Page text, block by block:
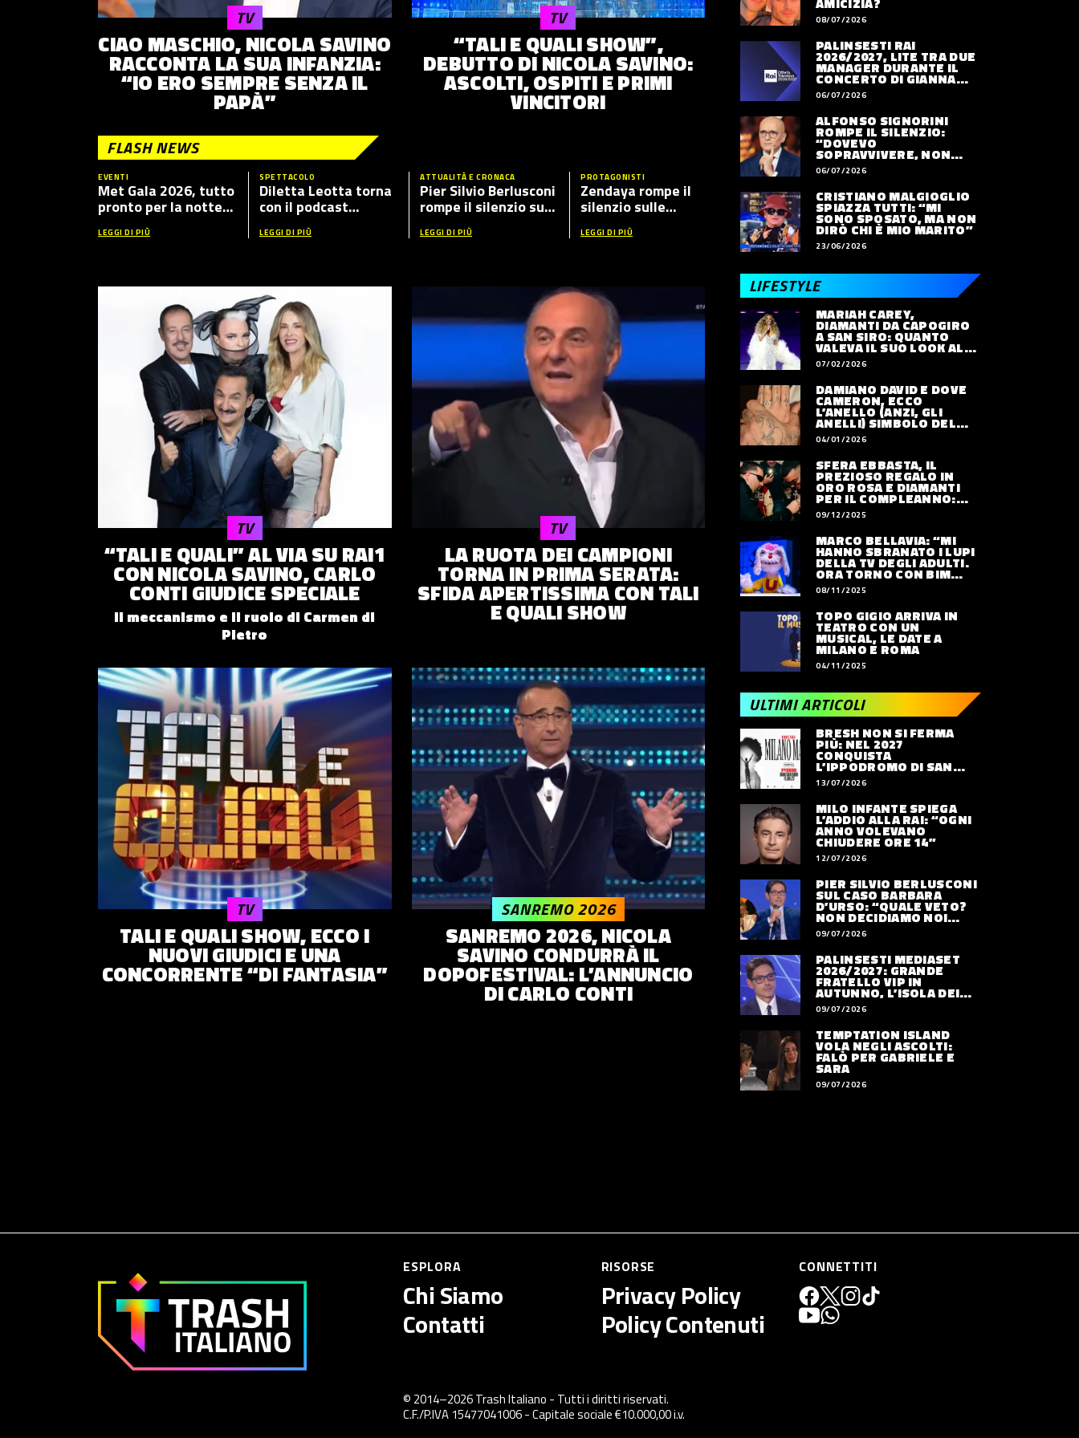
CIAO MASCHIO, NICOLA SAVINO
RACCONTA LA SUA INFANZIA:
“IO ERO SEMPRE SENZA IL
PAPÀ”
TV
“TALI E QUALI SHOW”,
DEBUTTO DI NICOLA SAVINO:
ASCOLTI, OSPITI E PRIMI
VINCITORI
TV
FLASH NEWS
EVENTI
Met Gala 2026, tutto
pronto per la notte
più fashion dell’anno:
tema, ospiti e dove
LEGGI DI PIÙ
SPETTACOLO
Diletta Leotta torna
con il podcast
“Mamma Dilettante
5”, ecco i nuovi ospiti
LEGGI DI PIÙ
ATTUALITÀ E CRONACA
Pier Silvio Berlusconi
rompe il silenzio sul
caso Fabrizio Corona
LEGGI DI PIÙ
PROTAGONISTI
Zendaya rompe il
silenzio sulle
presunte nozze con
Tom Holland: cosa ha
LEGGI DI PIÙ
PROTAGONISTI
Bocelli risponde a
Chalamet: “Opera e
balletto parlano
ancora al cuore”. E lo
invita a un suo
concerto
LEGGI DI PIÙ
‘Non lo faccio x
Moda’: Giulia Salemi
mette il mondo pop
sul banco degli
LEGGI DI PIÙ
“TALI E QUALI” AL VIA SU RAI1
CON NICOLA SAVINO, CARLO
CONTI GIUDICE SPECIALE
Il meccanismo e il ruolo di Carmen di
Pietro
TV
LA RUOTA DEI CAMPIONI
TORNA IN PRIMA SERATA:
SFIDA APERTISSIMA CON TALI
E QUALI SHOW
TV
TALI E QUALI SHOW, ECCO I
NUOVI GIUDICI E UNA
CONCORRENTE “DI FANTASIA”
TV
SANREMO 2026, NICOLA
SAVINO CONDURRÀ IL
DOPOFESTIVAL: L’ANNUNCIO
DI CARLO CONTI
SANREMO 2026
08/07/2026
PALINSESTI RAI
2026/2027, LITE TRA DUE
MANAGER DURANTE IL
CONCERTO DI GIANNA
NANNINI
06/07/2026
ALFONSO SIGNORINI
ROMPE IL SILENZIO:
“DOVEVO
SOPRAVVIVERE, NON
VIVERE”
06/07/2026
CRISTIANO MALGIOGLIO
SPIAZZA TUTTI: “MI
SONO SPOSATO, MA NON
DIRÒ CHI È MIO MARITO”
23/06/2026
LIFESTYLE
MARIAH CAREY,
DIAMANTI DA CAPOGIRO
A SAN SIRO: QUANTO
VALEVA IL SUO LOOK ALLE
OLIMPIADI
07/02/2026
DAMIANO DAVID E DOVE
CAMERON, ECCO
L’ANELLO (ANZI, GLI
ANELLI) SIMBOLO DEL
LORO AMORE
04/01/2026
SFERA EBBASTA, IL
PREZIOSO REGALO IN
ORO ROSA E DIAMANTI
PER IL COMPLEANNO:
QUANTO VALE
09/12/2025
MARCO BELLAVIA: “MI
HANNO SBRANATO I LUPI
DELLA TV DEGLI ADULTI.
ORA TORNO CON BIM
BUM BAM PARTY”
08/11/2025
TOPO GIGIO ARRIVA IN
TEATRO CON UN
MUSICAL, LE DATE A
MILANO E ROMA
04/11/2025
ULTIMI ARTICOLI
BRESH NON SI FERMA
PIÙ: NEL 2027
CONQUISTA
L’IPPODROMO DI SAN
SIRO CON “MILANO
MAREA”
13/07/2026
MILO INFANTE SPIEGA
L’ADDIO ALLA RAI: “OGNI
ANNO VOLEVANO
CHIUDERE ORE 14”
12/07/2026
PIER SILVIO BERLUSCONI
SUL CASO BARBARA
D’URSO: “QUALE VETO?
NON DECIDIAMO NOI
DOVE LAVORERÀ”
09/07/2026
PALINSESTI MEDIASET
2026/2027: GRANDE
FRATELLO VIP IN
AUTUNNO, L’ISOLA DEI
FAMOSI SLITTA AL 2027
09/07/2026
TEMPTATION ISLAND
VOLA NEGLI ASCOLTI:
FALÒ PER GABRIELE E
SARA
09/07/2026
ESPLORA
Chi Siamo
Contatti
RISORSE
Privacy Policy
Policy Contenuti
CONNETTITI
© 2014–2026Trash Italiano - Tutti i diritti riservati.
C.F./P.IVA 15477041006 - Capitale sociale €10.000,00 i.v.